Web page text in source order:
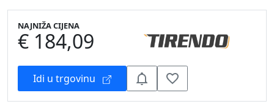
NAJNIŽA CIJENA
€ 184,09
Idi u trgovinu